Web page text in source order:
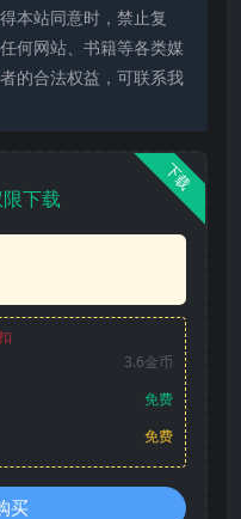
本站同意时，禁止复
何网站、书籍等各类媒
的合法权益，可联系我
下载
下载
3.6金币
免费
免费
买